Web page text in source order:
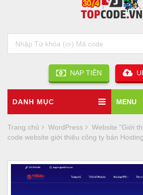
NẠP TIỀN
DANH MỤC MENU
Trang chủ WordPress Website "Giới
code website giới thiệu công ty bán